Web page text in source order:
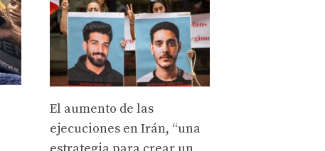
El aumento de las
ejecuciones en Irán, “una